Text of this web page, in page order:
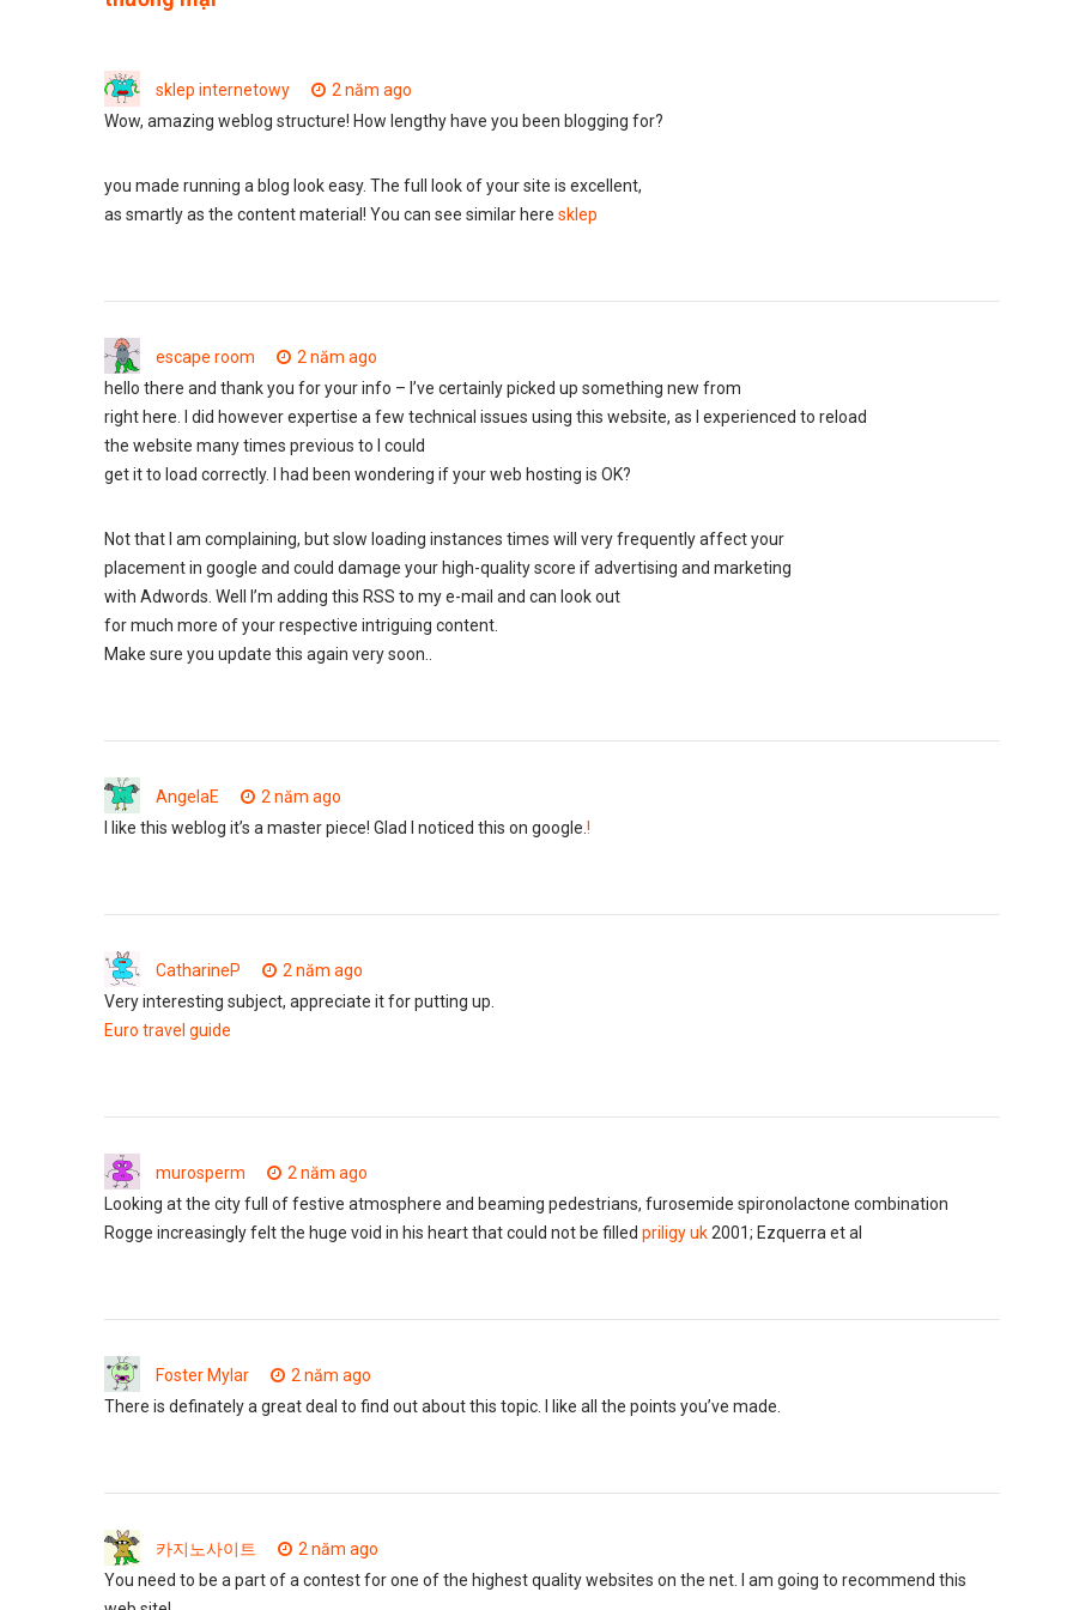
sklep internetowy
2 năm ago
Wow, amazing weblog structure! How lengthy have you been blogging for?
you made running a blog look easy. The full look of your site is excellent,
as smartly as the content material! You can see similar here sklep
escape room
2 năm ago
hello there and thank you for your info – I’ve certainly picked up something new from
right here. I did however expertise a few technical issues using this website, as I experienced to reload
the website many times previous to I could
get it to load correctly. I had been wondering if your web hosting is OK?
Not that I am complaining, but slow loading instances times will very frequently affect your
placement in google and could damage your high-quality score if advertising and marketing
with Adwords. Well I’m adding this RSS to my e-mail and can look out
for much more of your respective intriguing content.
Make sure you update this again very soon..
AngelaE
2 năm ago
I like this weblog it’s a master piece! Glad I noticed this on google. !
CatharineP
2 năm ago
Very interesting subject, appreciate it for putting up.
Euro travel guide
murosperm
2 năm ago
Looking at the city full of festive atmosphere and beaming pedestrians, furosemide spironolactone combination
Rogge increasingly felt the huge void in his heart that could not be filled priligy uk2001; Ezquerra et al
Foster Mylar
2 năm ago
There is definately a great deal to find out about this topic. I like all the points you’ve made.
카지노사이트
2 năm ago
You need to be a part of a contest for one of the highest quality websites on the net. I am going to recommend this